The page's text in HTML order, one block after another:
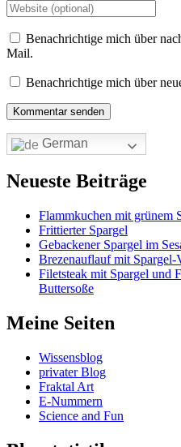
Benachrichtige mich über
Mail.
Benachrichtige mich über
German
Neueste Beiträge
Flammkuchen mit grünem
Frittierter Spargel
Gebackener Spargel im
Brezenauflauf mit Spargel-
Filetsteak mit Spargel und
Buttersoße
Meine Seiten
Wissensblog
privater Blog
Fraktal Art
E-Nummern
Science and Fun